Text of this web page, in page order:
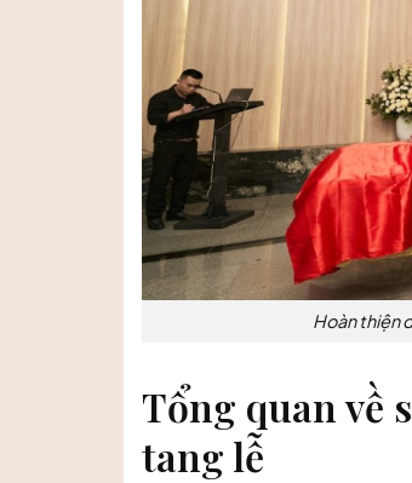
Hoàn thiện
Tổng quan về
tang lễ